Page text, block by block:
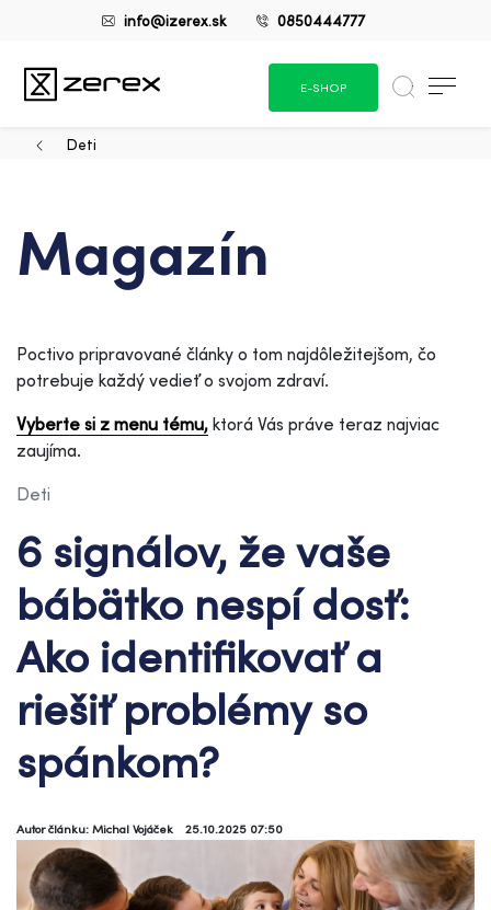
info@izerex.sk 0850444777
E-SHOP
Deti
Magazín
Poctivo pripravované články o tom najdôležitejšom, čo
potrebuje každý vedieť o svojom zdraví.
Vyberte si z menu tému, ktorá Vás práve teraz najviac
zaujíma.
Deti
6 signálov, že vaše
bábätko nespí dosť:
Ako identifikovať a
riešiť problémy so
spánkom?
Autor článku: Michal Vojáček 25.10.2025 07:50